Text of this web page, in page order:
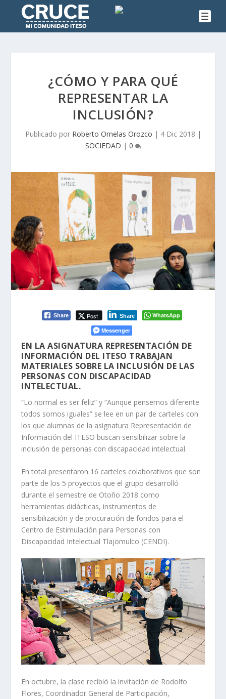
¿CÓMO Y PARA QUÉ
REPRESENTAR LA
INCLUSIÓN?
Publicado por Roberto Ornelas Orozco | 4 Dic 2018 |
SOCIEDAD | 0
Share Post Share
WhatsApp
Messenger
EN LA ASIGNATURA REPRESENTACIÓN DE
INFORMACIÓN DEL ITESO TRABAJAN
MATERIALES SOBRE LA INCLUSIÓN DE LAS
PERSONAS CON DISCAPACIDAD
INTELECTUAL.
“Lo normal es ser feliz” y “Aunque pensemos diferente
todos somos iguales” se lee en un par de carteles con
los que alumnas de la asignatura Representación de
Información del ITESO buscan sensibilizar sobre la
inclusión de personas con discapacidad intelectual.
En total presentaron 16 carteles colaborativos que son
parte de los 5 proyectos que el grupo desarrolló
durante el semestre de Otoño 2018 como
herramientas didácticas, instrumentos de
sensibilización y de procuración de fondos para el
Centro de Estimulación para Personas con
Discapacidad Intelectual Tlajomulco (CENDI).
En octubre, la clase recibió la invitación de Rodolfo
Flores, Coordinador General de Participación,